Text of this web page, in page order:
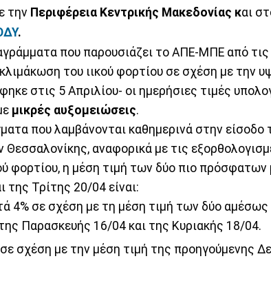
την Περιφέρεια Κεντρικής Μακεδονίας και
.
που παρουσιάζει το ΑΠΕ-ΜΠΕ από τις
του ιικού φορτίου σε σχέση με την
στις 5 Απριλίου- οι ημερήσιες τιμές
μικρές αυξομειώσεις.
που λαμβάνονται καθημερινά στην
αναφορικά με τις
φορτίου, η μέση τιμή των δύο πιο
της Τρίτης 20/04 είναι:
4% σε σχέση με τη μέση τιμή των δύο
Παρασκευής 16/04 και της Κυριακής 18/04.
σχέση με την μέση τιμή της προηγούμενης